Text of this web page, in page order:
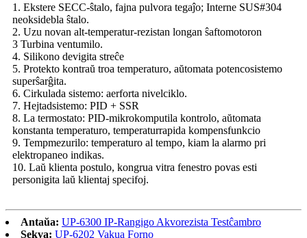
1. Ekstere SECC-ŝtalo, fajna pulvora tegaĵo; Interne SUS#304
neoksidebla ŝtalo.
2. Uzu novan alt-temperatur-rezistan longan ŝaftomotoron
3 Turbina ventumilo.
4. Silikono devigita streĉe
5. Protekto kontraŭ troa temperaturo, aŭtomata potencosistemo
superŝarĝita.
6. Cirkulada sistemo: aerforta nivelciklo.
7. Hejtadsistemo: PID + SSR
8. La termostato: PID-mikrokomputila kontrolo, aŭtomata
konstanta temperaturo, temperaturrapida kompensfunkcio
9. Tempmezurilo: temperaturo al tempo, kiam la alarmo pri
elektropaneo indikas.
10. Laŭ klienta postulo, kongrua vitra fenestro povas esti
personigita laŭ klientaj specifoj.
Antaŭa: UP-6300 IP-Rangigo Akvorezista Testĉambro
Sekva: UP-6202 Vakua Forno